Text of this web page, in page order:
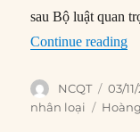
sau Bộ luật quan
Continue reading
Author
NCQT
on
03/
nhân loại
Tags